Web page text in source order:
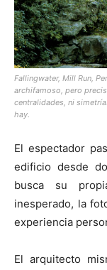
Fallingwater, Mill Run,
archifamoso, pero
centralidades, ni
hay.
El espectador
edificio desde
busca su
inesperado, la
experiencia
El arquitecto